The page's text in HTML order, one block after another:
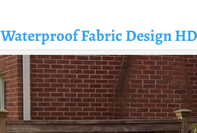
Waterproof Fabric Design